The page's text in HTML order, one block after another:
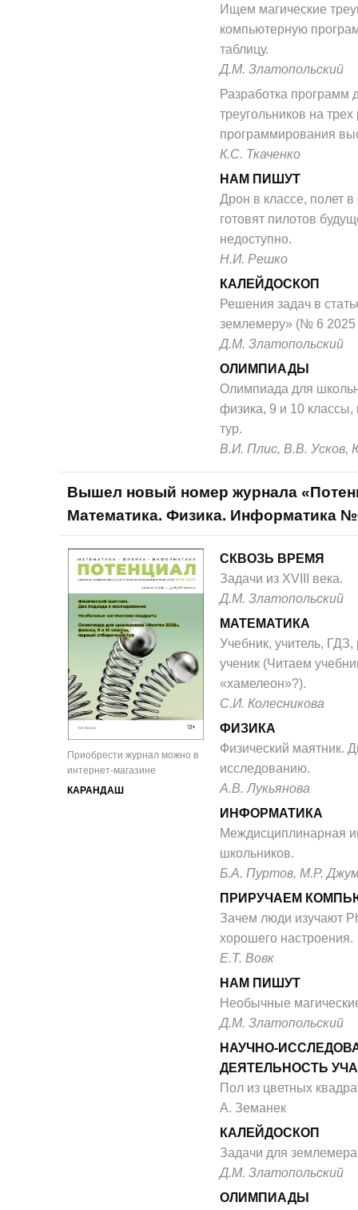
Ищем магические
компьютерную
таблицу.
Д.М. Златопольский
Разработка программ
треугольников на
программирования
К.С. Ткаченко
НАМ ПИШУТ
Дрон в классе, полет в
готовят пилотов
недоступно.
Н.И. Решко
КАЛЕЙДОСКОП
Решения задач в
землемеру» (№ 6 2025
Д.М. Златопольский
ОЛИМПИАДЫ
Олимпиада для
физика, 9 и 10
тур.
В.И. Плис, В.В. Усков,
Вышел новый номер журнала
Математика. Физика. Информатика
Приобрести журнал можно в
интернет-магазине
КАРАНДАШ
СКВОЗЬ ВРЕМЯ
Задачи из XVIII века.
Д.М. Златопольский
МАТЕМАТИКА
Учебник, учитель,
ученик (Читаем
«хамелеон»?).
С.И. Колесникова
ФИЗИКА
Физический маятник.
исследованию.
A.В. Лукьянова
ИНФОРМАТИКА
Междисциплинарная
школьников.
Б.А. Пуртов, М.Р.
ПРИРУЧАЕМ
Зачем люди изучают
хорошего настроения.
Е.Т. Вовк
НАМ ПИШУТ
Необычные
Д.М. Златопольский
НАУЧНО-
ДЕЯТЕЛЬНОСТЬ
Пол из цветных
А. Земанек
КАЛЕЙДОСКОП
Задачи для
Д.М. Златопольский
ОЛИМПИАДЫ